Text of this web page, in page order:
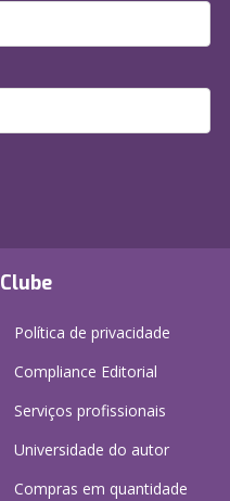
Política de privacidade
Compliance Editorial
Serviços profissionais
Universidade do autor
Compras em quantidade